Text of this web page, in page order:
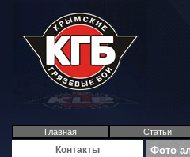
Главная Статьи
Контакты Фото